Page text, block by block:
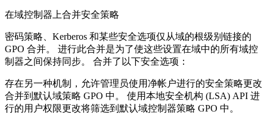
在域控制器上合并安全策略
密码策略、Kerberos 和某些安全选项仅从域的根级别链接的
GPO 合并。 进行此合并是为了使这些设置在域中的所有域控
制器之间保持同步。 合并了以下安全选项：
存在另一种机制，允许管理员使用净帐户进行的安全策略更改
合并到默认域策略 GPO 中。 使用本地安全机构 (LSA) API 进
行的用户权限更改将筛选到默认域控制器策略 GPO 中。